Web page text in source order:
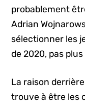
probablement
Adrian
sélectionner les
de 2020, pas
La raison
trouve à être les